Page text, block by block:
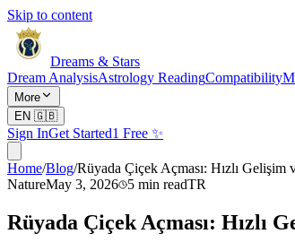
Skip to content
Dreams & Stars
Dream AnalysisAstrology ReadingCompatibility
More
EN 🇬🇧
Sign InGet Started1 Free ✨
Home/Blog/Rüyada Çiçek Açması: Hızlı Gelişim
NatureMay 3, 2026 5 min readTR
Rüyada Çiçek Açması: Hızlı